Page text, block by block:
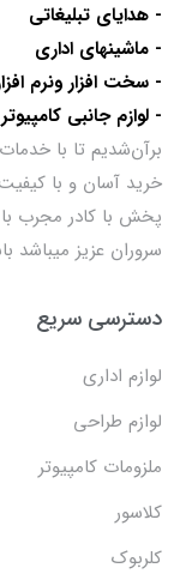
- هدایای تبلیغاتی
- ماشینهای اداری
- سخت افزار ونرم
- لوازم جانبی
برآن‌شدیم تا با
خرید آسان و با کیفیت
سروران عزیز میباشد
دسترسی سریع
لوازم اداری
لوازم طراحی
ملزومات کامپیوتر
کلاسور
کلربوک